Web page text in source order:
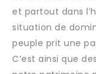
et partout dans
situation de
peuple prit une
C’est ainsi que